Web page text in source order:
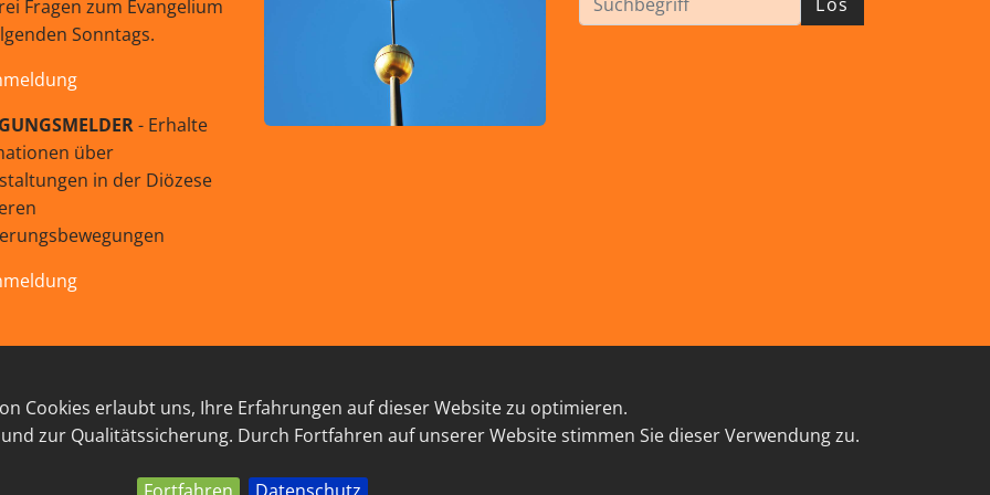
Cookies erlaubt uns, Ihre Erfahrungen auf dieser Website zu optimieren.
zur Qualitätssicherung. Durch Fortfahren auf unserer Website stimmen Sie dieser Verwendung zu.
Fragen zum Evangelium
Sonntags.
- Erhalte
über
in der Diözese
LINKSAMMLUNG DATENSCHUTZ KONTAKT